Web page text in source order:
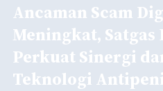
Ancaman Scam
Meningkat, Satgas
Perkuat Sinergi
Teknologi